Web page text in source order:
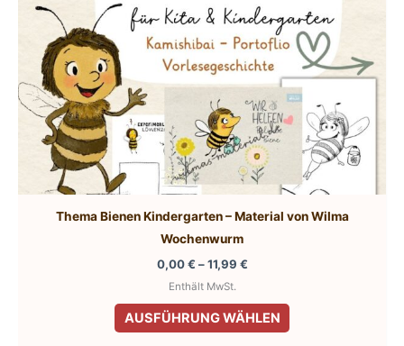
Produktseite
gewählt
werden
Thema Bienen Kindergarten – Material von Wilma
Wochenwurm
0,00€ –11,99 €Preisspanne:
11,99 €
Enthält MwSt.
AUSFÜHRUNG WÄHLEN
Dieses
Produkt